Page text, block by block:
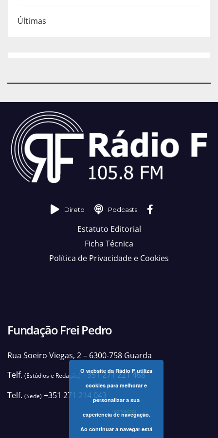
Últimas
Direto Podcasts
Estatuto Editorial
Ficha Técnica
Política de Privacidade e Cookies
Fundação Frei Pedro
Rua Soeiro Viegas, 2 – 6300-758 Guarda
Telf. (Estúdios e Redação)+351 271 221 468
Telf. (Sede) +351 271 214 043
+contactos
O website da Rádio F utiliza
cookies para melhorar e
personalizar a sua
experiência de navegação.
Ao continuar a navegar está